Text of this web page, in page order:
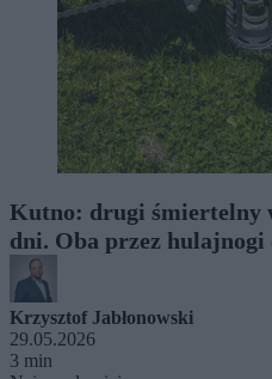
Kutno: drugi śmiertelny
dni. Oba przez hulajnogi
Krzysztof Jabłonowski
29.05.2026
3 min